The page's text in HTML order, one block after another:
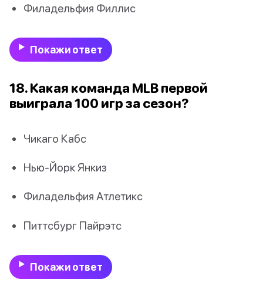
Филадельфия Филлис
Покажи ответ
18. Какая команда MLB первой
выиграла 100 игр за сезон?
Чикаго Кабс
Нью-Йорк Янкиз
Филадельфия Атлетикс
Питтсбург Пайрэтс
Покажи ответ